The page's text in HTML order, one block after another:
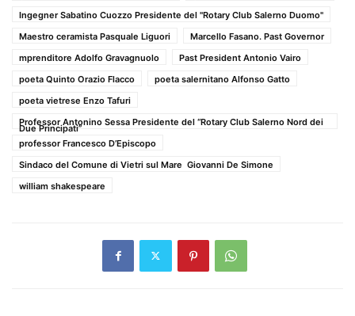
Ingegner Sabatino Cuozzo Presidente del "Rotary Club Salerno Duomo"
Maestro ceramista Pasquale Liguori
Marcello Fasano. Past Governor
mprenditore Adolfo Gravagnuolo
Past President Antonio Vairo
poeta Quinto Orazio Flacco
poeta salernitano Alfonso Gatto
poeta vietrese Enzo Tafuri
Professor Antonino Sessa Presidente del “Rotary Club Salerno Nord dei
Due Principati”
professor Francesco D’Episcopo
Sindaco del Comune di Vietri sul Mare Giovanni De Simone
william shakespeare